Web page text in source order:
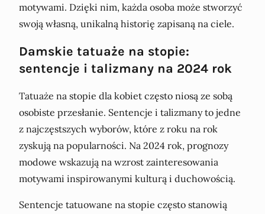
motywami. Dzięki nim, każda osoba może stworzyć
swoją własną, unikalną historię zapisaną na ciele.
Damskie tatuaże na stopie:
sentencje i talizmany na 2024 rok
Tatuaże na stopie dla kobiet często niosą ze sobą
osobiste przesłanie. Sentencje i talizmany to jedne
z najczęstszych wyborów, które z roku na rok
zyskują na popularności. Na 2024 rok, prognozy
modowe wskazują na wzrost zainteresowania
motywami inspirowanymi kulturą i duchowością.
Sentencje tatuowane na stopie często stanowią